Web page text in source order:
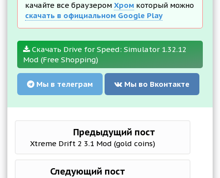
качайте все браузером Хром который можно
скачать в официальном Google Play
Скачать Drive for Speed: Simulator 1.32.12
Mod (Free Shopping)
Мы в телеграм Мы во Вконтакте
Предыдущий пост
Xtreme Drift 2 3.1 Mod (gold coins)
Следующий пост